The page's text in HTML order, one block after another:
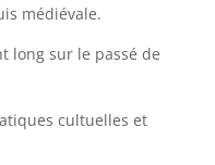
médiévale.
long sur le passé de
cultuelles et